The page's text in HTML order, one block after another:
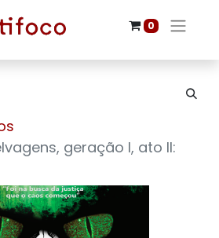
0
geração I, ato II: